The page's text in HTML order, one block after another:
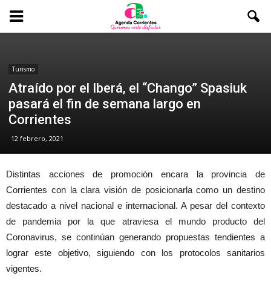
Turismo
Atraído por el Iberá, el “Chango” Spasiuk
pasará el fin de semana largo en
Corrientes
12 febrero, 2021
Distintas acciones de promoción encara la provincia de
Corrientes con la clara visión de posicionarla como un destino
destacado a nivel nacional e internacional. A pesar del contexto
de pandemia por la que atraviesa el mundo producto del
Coronavirus, se continúan generando propuestas tendientes a
lograr este objetivo, siguiendo con los protocolos sanitarios
vigentes.